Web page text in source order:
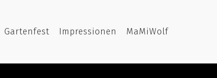
Gartenfest Impressionen MaMiWolf